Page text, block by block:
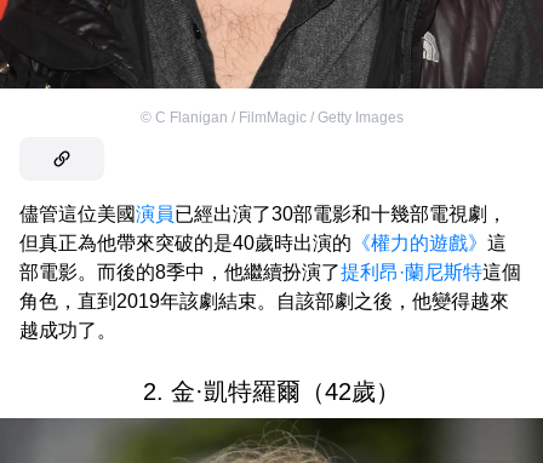
© C Flanigan / FilmMagic / Getty Images
儘管這位美國演員已經出演了30部電影和十幾部電視劇，
但真正為他帶來突破的是40歲時出演的 《權力的遊戲》 這
部電影。而後的8季中，他繼續扮演了提利昂·蘭尼斯特這個
角色，直到2019年該劇結束。自該部劇之後，他變得越來
越成功了。
2. 金·凱特羅爾（42歲）